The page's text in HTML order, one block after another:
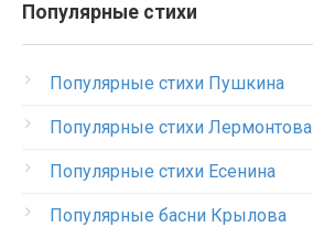
Популярные стихи
Популярные стихи Пушкина
Популярные стихи Лермонтова
Популярные стихи Есенина
Популярные басни Крылова